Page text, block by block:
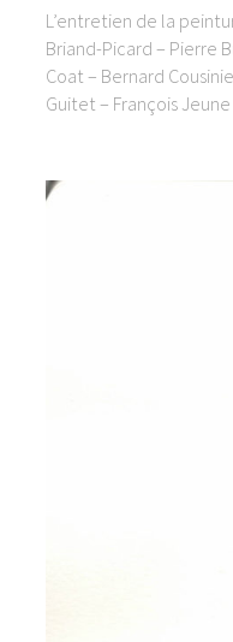
L’entretien de la
Briand-Picard – Pierre
Coat – Bernard
Guitet – François